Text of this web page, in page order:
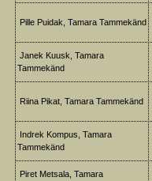
Pille Puidak, Tamara Tammekänd
Janek Kuusk, Tamara
Tammekänd
Riina Pikat, Tamara Tammekänd
Indrek Kompus, Tamara
Tammekänd
Piret Metsala, Tamara